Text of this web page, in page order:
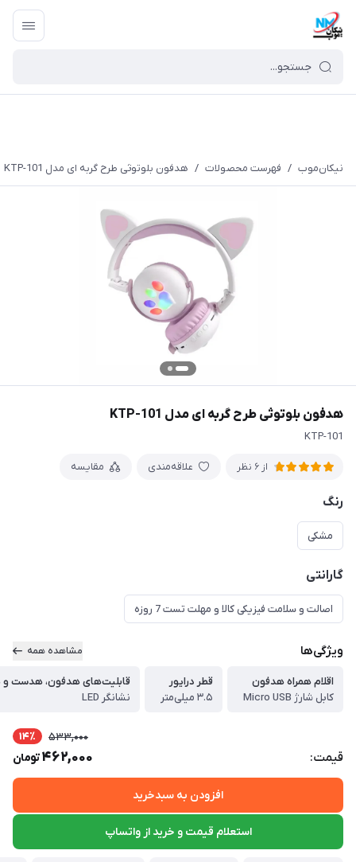
نیکان‌موب / فهرست محصولات / هدفون بلوتوثی طرح گربه ای مدل KTP-101
هدفون بلوتوثی طرح گربه ای مدل KTP-101
KTP-101
از 6 نظر علاقه‌مندی مقایسه
رنگ
مشکی
گارانتی
اصالت و سلامت فیزیکی کالا و مهلت تست 7 روزه
ویژگی‌ها مشاهده همه
اقلام همراه هدفون
کابل شارژ Micro USB
قطر درایور
۳.۵ میلی‌متر
قابلیت‌های هدفون، هدست و
نشانگر LED
قیمت:
533,000 14٪
462,000تومان
افزودن به سبدخرید
استعلام قیمت و خرید از واتساپ